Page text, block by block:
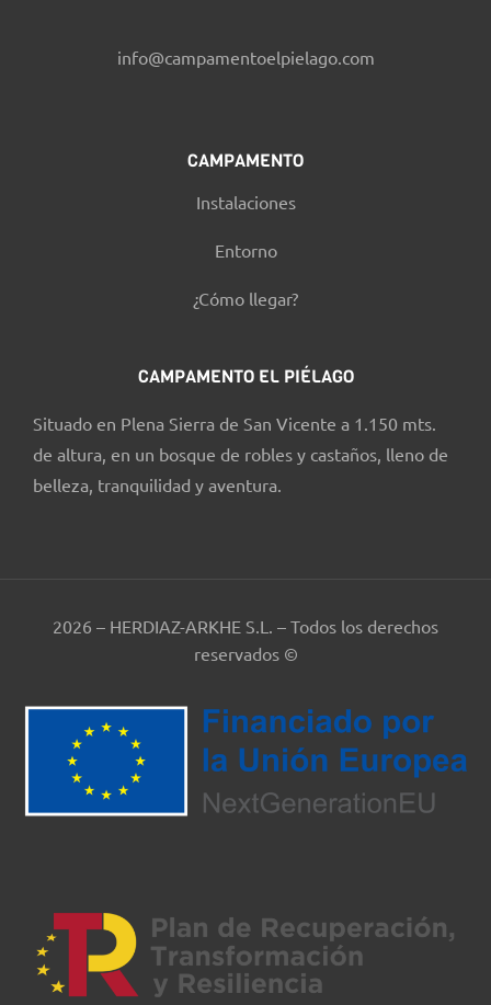
info@campamentoelpielago.com
CAMPAMENTO
Instalaciones
Entorno
¿Cómo llegar?
CAMPAMENTO EL PIÉLAGO
Situado en Plena Sierra de San Vicente a 1.150 mts.
de altura, en un bosque de robles y castaños, lleno de
belleza, tranquilidad y aventura.
2026 – HERDIAZ-ARKHE S.L. – Todos los derechos
reservados ©